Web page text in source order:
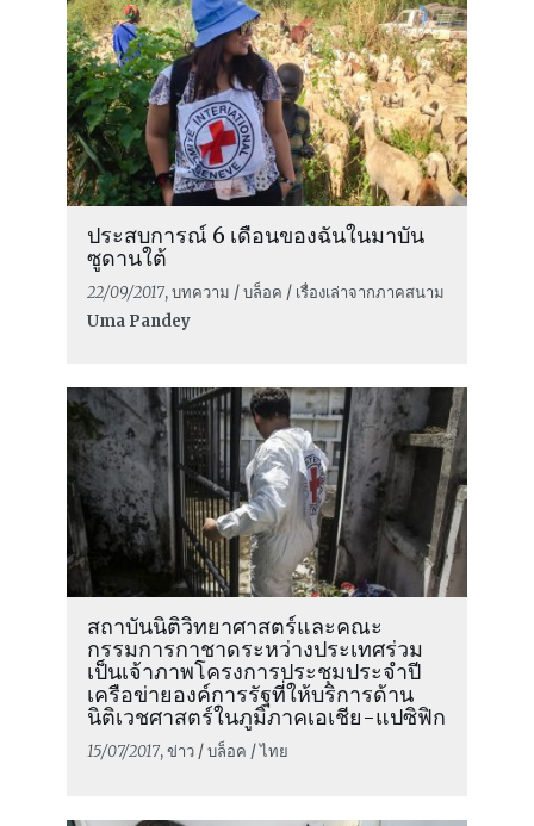
ประสบการณ์ 6 เดือนของฉันในมาบัน
ซูดานใต้
22/09/2017, บทความ / บล็อค / เรื่องเล่าจากภาคสนาม
Uma Pandey
สถาบันนิติวิทยาศาสตร์และคณะ
กรรมการกาชาดระหว่างประเทศร่วม
เป็นเจ้าภาพโครงการประชุมประจำปี
เครือข่ายองค์การรัฐที่ให้บริการด้าน
นิติเวชศาสตร์ในภูมิภาคเอเชีย-แปซิฟิก
15/07/2017, ข่าว / บล็อค / ไทย